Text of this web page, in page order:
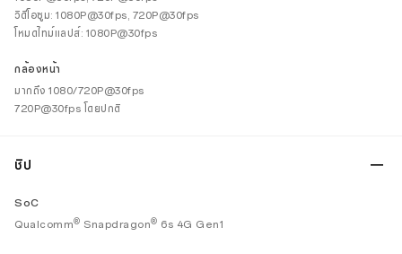
วิดีโอซูม: 1080P@30fps, 720P@30fps
โหมดไทม์แลปส์: 1080P@30fps
กล้องหน้า
มากถึง 1080/720P@30fps
720P@30fps โดยปกติ
ชิป
SoC
Qualcomm® Snapdragon® 6s 4G Gen1